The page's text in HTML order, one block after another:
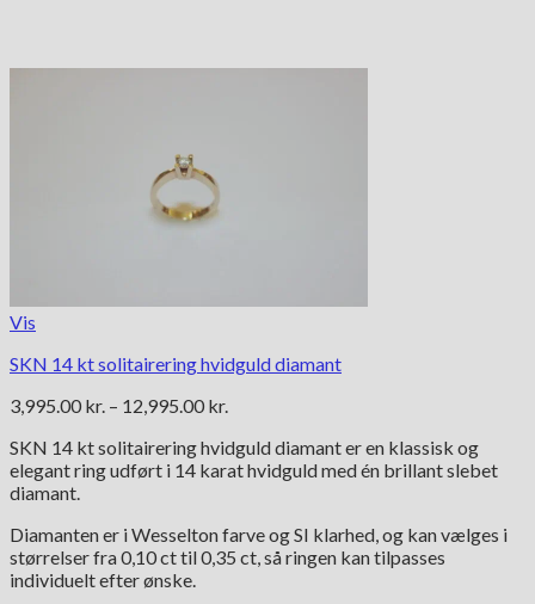
Vis
SKN 14 kt solitairering hvidguld diamant
3,995.00 kr. – 12,995.00 kr.
til
12,995.00 kr.
SKN 14 kt solitairering hvidguld diamant er en klassisk og
elegant ring udført i 14 karat hvidguld med én brillant slebet
diamant.
Diamanten er i Wesselton farve og SI klarhed, og kan vælges i
størrelser fra 0,10 ct til 0,35 ct, så ringen kan tilpasses
individuelt efter ønske.